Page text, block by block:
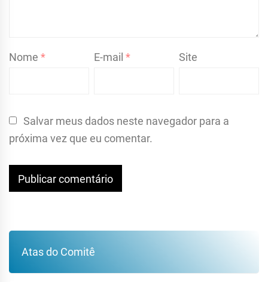
Nome * E-mail* Site
Salvar meus dados neste navegador para a
próxima vez que eu comentar.
Atas do Comitê